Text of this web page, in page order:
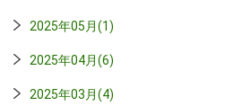
2025年05月(1)
2025年04月(6)
2025年03月(4)